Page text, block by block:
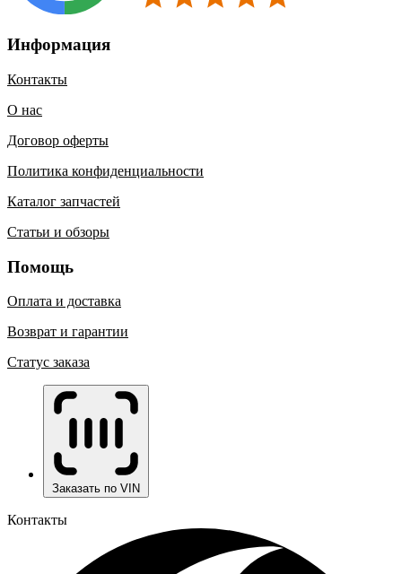
Информация
Контакты
О нас
Договор оферты
Политика конфиденциальности
Каталог запчастей
Статьи и обзоры
Помощь
Оплата и доставка
Возврат и гарантии
Статус заказа
Заказать по VIN
Контакты